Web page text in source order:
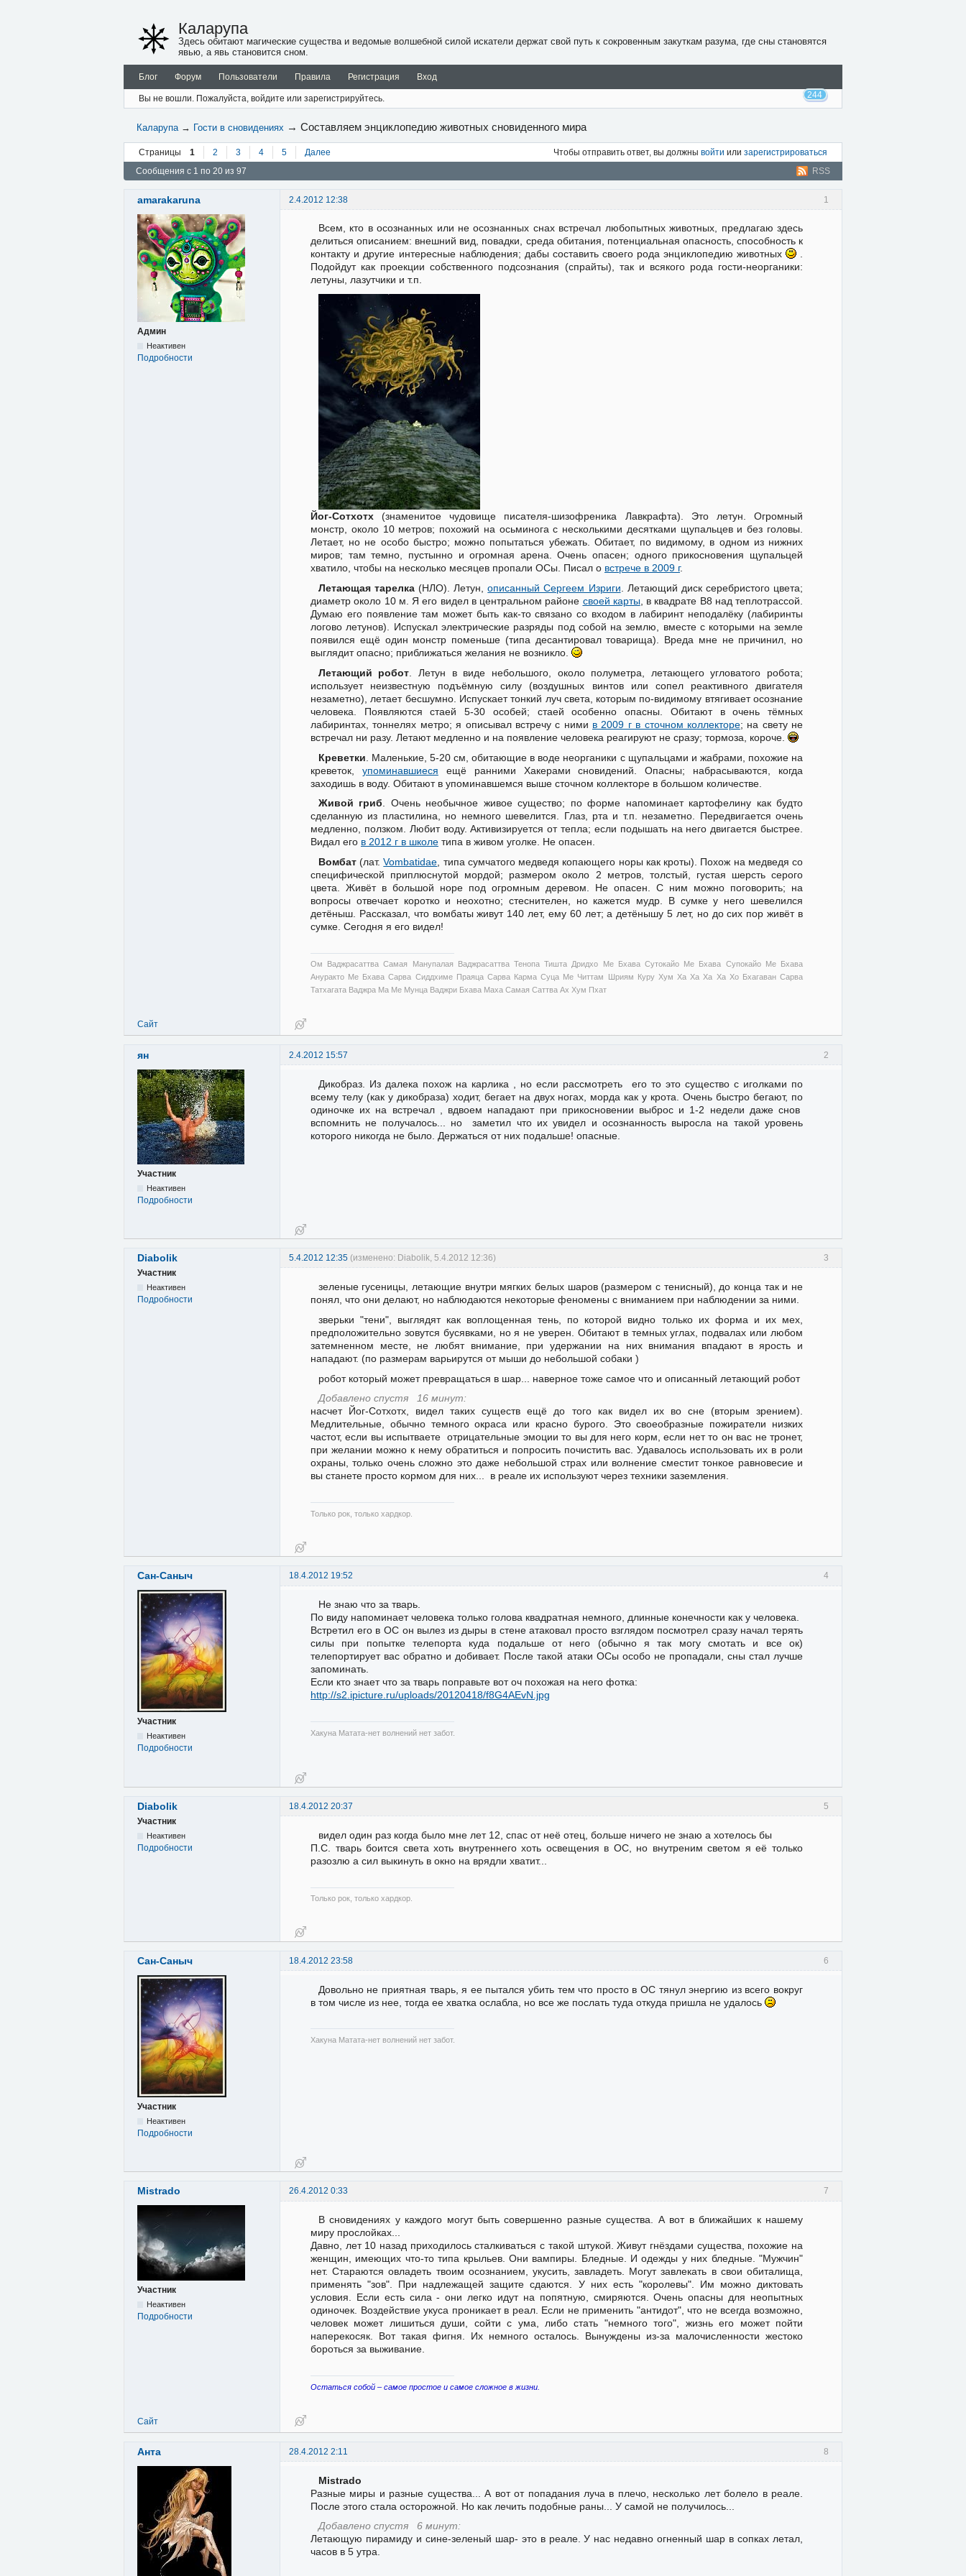
Каларупа
Здесь обитают магические существа и ведомые волшебной силой искатели держат свой путь к сокровенным закуткам разума, где сны становятся
явью, а явь становится сном.
Блог Форум Пользователи Правила Регистрация Вход
Вы не вошли. Пожалуйста, войдите или зарегистрируйтесь. 244
Каларупа → Гости в сновидениях →Составляем энциклопедию животных сновиденного мира
Страницы 1 2 3 4 5 Далее Чтобы отправить ответ, вы должны войти или зарегистрироваться
RSS
Сообщения с 1 по 20 из 97
1
amarakaruna 2.4.2012 12:38
Админ
Неактивен
Подробности
Всем, кто в осознанных или не осознанных снах встречал любопытных животных, предлагаю здесь
делиться описанием: внешний вид, повадки, среда обитания, потенциальная опасность, способность к
контакту и другие интересные наблюдения; дабы составить своего рода энциклопедию животных
.
Подойдут как проекции собственного подсознания (спрайты), так и всякого рода гости-неорганики:
летуны, лазутчики и т.п.
Йог-Сотхотх (знаменитое чудовище писателя-шизофреника Лавкрафта). Это летун. Огромный
монстр, около 10 метров; похожий на осьминога с несколькими десятками щупальцев и без головы.
Летает, но не особо быстро; можно попытаться убежать. Обитает, по видимому, в одном из нижних
миров; там темно, пустынно и огромная арена. Очень опасен; одного прикосновения щупальцей
хватило, чтобы на несколько месяцев пропали ОСы. Писал о встрече в 2009 г.
Летающая тарелка(НЛО). Летун,описанный Сергеем Изриги . Летающий диск серебристого цвета;
диаметр около 10 м. Я его видел в центральном районе своей карты, в квадрате В8 над теплотрассой.
Думаю его появление там может быть как-то связано со входом в лабиринт неподалёку (лабиринты
логово летунов). Испускал электрические разряды под собой на землю, вместе с которыми на земле
появился ещё один монстр поменьше (типа десантировал товарища). Вреда мне не причинил, но
выглядит опасно; приближаться желания не возникло.
Летающий робот . Летун в виде небольшого, около полуметра, летающего угловатого робота;
использует неизвестную подъёмную силу (воздушных винтов или сопел реактивного двигателя
незаметно), летает бесшумно. Испускает тонкий луч света, которым по-видимому втягивает осознание
человека. Появляются стаей 5-30 особей; стаей особенно опасны. Обитают в очень тёмных
лабиринтах, тоннелях метро; я описывал встречу с ними в 2009 г в сточном коллекторе; на свету не
встречал ни разу. Летают медленно и на появление человека реагируют не сразу; тормоза, короче.
Креветки . Маленькие, 5-20 см, обитающие в воде неорганики с щупальцами и жабрами, похожие на
креветок, упоминавшиеся ещё ранними Хакерами сновидений. Опасны; набрасываются, когда
заходишь в воду. Обитают в упоминавшемся выше сточном коллекторе в большом количестве.
Живой гриб. Очень необычное живое существо; по форме напоминает картофелину как будто
сделанную из пластилина, но немного шевелится. Глаз, рта и т.п. незаметно. Передвигается очень
медленно, ползком. Любит воду. Активизируется от тепла; если подышать на него двигается быстрее.
Видал его в 2012 г в школе типа в живом уголке. Не опасен.
Вомбат(лат.Vombatidae , типа сумчатого медведя копающего норы как кроты). Похож на медведя со
специфической приплюснутой мордой; размером около 2 метров, толстый, густая шерсть серого
цвета. Живёт в большой норе под огромным деревом. Не опасен. С ним можно поговорить; на
вопросы отвечает коротко и неохотно; стеснителен, но кажется мудр. В сумке у него шевелился
детёныш. Рассказал, что вомбаты живут 140 лет, ему 60 лет; а детёнышу 5 лет, но до сих пор живёт в
сумке. Сегодня я его видел!
Ом Ваджрасаттва Самая Манупалая Ваджрасаттва Тенопа Тишта Дридхо Ме Бхава Сутокайо Ме Бхава Супокайо Ме Бхава
Ануракто Ме Бхава Сарва Сиддхиме Праяца Сарва Карма Суца Ме Читтам Шриям Куру Хум Ха Ха Ха Ха Хо Бхагаван Сарва
Татхагата Ваджра Ма Ме Мунца Ваджри Бхава Маха Самая Саттва Ах Хум Пхат
Сайт
2
ян 2.4.2012 15:57
Участник
Неактивен
Подробности
Дикобраз. Из далека похож на карлика , но если рассмотреть его то это существо с иголками по
всему телу (как у дикобраза) ходит, бегает на двух ногах, морда как у крота. Очень быстро бегают, по
одиночке их на встречал , вдвоем нападают при прикосновении выброс и 1-2 недели даже снов
вспомнить не получалось... но заметил что их увидел и осознанность выросла на такой уровень
которого никогда не было. Держаться от них подальше! опасные.
3
Diabolik 5.4.2012 12:35 (изменено: Diabolik, 5.4.2012 12:36)
Участник
Неактивен
Подробности
зеленые гусеницы, летающие внутри мягких белых шаров (размером с тенисный), до конца так и не
понял, что они делают, но наблюдаются некоторые феномены с вниманием при наблюдении за ними.
зверьки "тени", выглядят как воплощенная тень, по которой видно только их форма и их мех,
предположительно зовутся бусявками, но я не уверен. Обитают в темных углах, подвалах или любом
затемненном месте, не любят внимание, при удержании на них внимания впадают в ярость и
нападают. (по размерам варьирутся от мыши до небольшой собаки )
робот который может превращаться в шар... наверное тоже самое что и описанный летающий робот
Добавлено спустя 16 минут:
насчет Йог-Сотхотх, видел таких существ ещё до того как видел их во сне (вторым зрением).
Медлительные, обычно темного окраса или красно бурого. Это своеобразные пожиратели низких
частот, если вы испытваете отрицательные эмоции то вы для него корм, если нет то он вас не тронет,
при желании можно к нему обратиться и попросить почистить вас. Удавалось использовать их в роли
охраны, только очень сложно это даже небольшой страх или волнение сместит тонкое равновесие и
вы станете просто кормом для них... в реале их используют через техники заземления.
Только рок, только хардкор.
4
Сан-Саныч 18.4.2012 19:52
Участник
Неактивен
Подробности
Не знаю что за тварь.
По виду напоминает человека только голова квадратная немного, длинные конечности как у человека.
Встретил его в ОС он вылез из дыры в стене атаковал просто взглядом посмотрел сразу начал терять
силы при попытке телепорта куда подальше от него (обычно я так могу смотать и все ок)
телепортирует вас обратно и добивает. После такой атаки ОСы особо не пропадали, сны стал лучше
запоминать.
Если кто знает что за тварь поправьте вот оч похожая на него фотка:
http://s2.ipicture.ru/uploads/20120418/f8G4AEvN.jpg
Хакуна Матата-нет волнений нет забот.
5
Diabolik
18.4.2012 20:37
Участник
Неактивен
Подробности
видел один раз когда было мне лет 12, спас от неё отец, больше ничего не знаю а хотелось бы
П.С. тварь боится света хоть внутреннего хоть освещения в ОС, но внутреним светом я её только
разозлю а сил выкинуть в окно на врядли хватит...
Только рок, только хардкор.
6
Сан-Саныч 18.4.2012 23:58
Участник
Неактивен
Подробности
Довольно не приятная тварь, я ее пытался убить тем что просто в ОС тянул энергию из всего вокруг
в том числе из нее, тогда ее хватка ослабла, но все же послать туда откуда пришла не удалось
Хакуна Матата-нет волнений нет забот.
7
Mistrado 26.4.2012 0:33
Участник
Неактивен
Подробности
В сновидениях у каждого могут быть совершенно разные существа. А вот в ближайших к нашему
миру прослойках...
Давно, лет 10 назад приходилось сталкиваться с такой штукой. Живут гнёздами существа, похожие на
женщин, имеющих что-то типа крыльев. Они вампиры. Бледные. И одежды у них бледные. "Мужчин"
нет. Стараются овладеть твоим осознанием, укусить, завладеть. Могут завлекать в свои обиталища,
применять "зов". При надлежащей защите сдаются. У них есть "королевы". Им можно диктовать
условия. Если есть сила - они легко идут на попятную, смиряются. Очень опасны для неопытных
одиночек. Воздействие укуса проникает в реал. Если не применить "антидот", что не всегда возможно,
человек может лишиться души, сойти с ума, либо стать "немного того", жизнь его может пойти
наперекосяк. Вот такая фигня. Их немного осталось. Вынуждены из-за малочисленности жестоко
бороться за выживание.
Остаться собой – самое простое и самое сложное в жизни.
Сайт
8
Анта 28.4.2012 2:11
Mistrado
Разные миры и разные существа... А вот от попадания луча в плечо, несколько лет болело в реале.
После этого стала осторожной. Но как лечить подобные раны... У самой не получилось...
Добавлено спустя 6 минут:
Летающую пирамиду и сине-зеленый шар- это в реале. У нас недавно огненный шар в сопках летал,
часов в 5 утра.